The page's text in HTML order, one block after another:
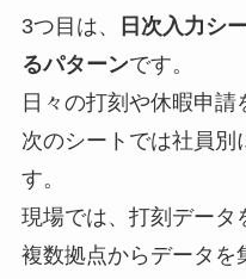
3つ目は、
日次入力シ
るパターンです。
日々の打刻や休暇申請
次のシートでは社員別
す。
現場では、打刻データ
複数拠点からデータを